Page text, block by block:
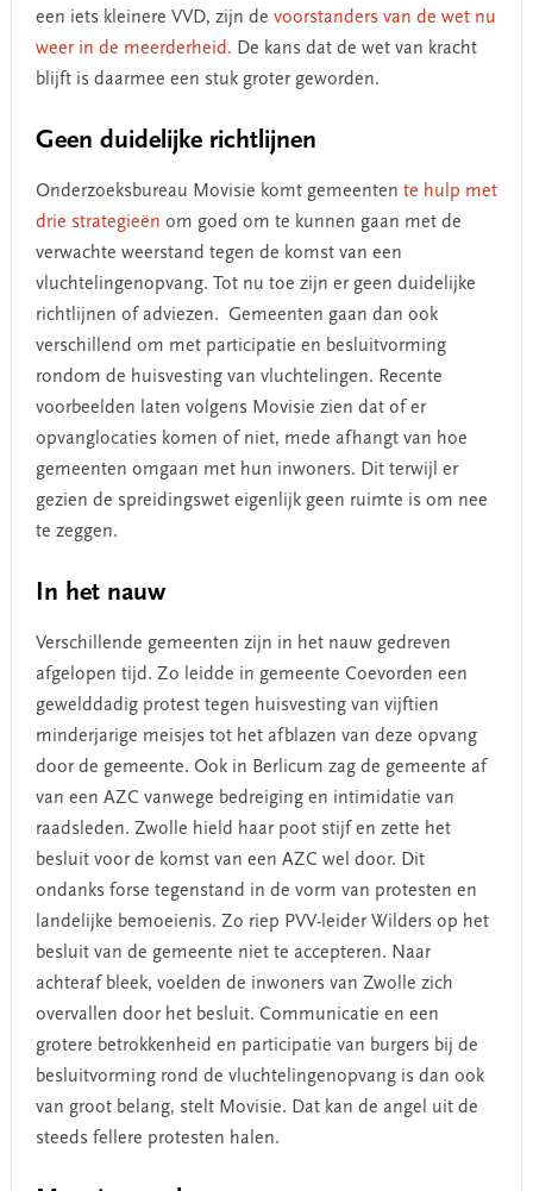
een iets kleinere VVD, zijn de voorstanders van de wet nu
weer in de meerderheid. De kans dat de wet van kracht
blijft is daarmee een stuk groter geworden.
Geen duidelijke richtlijnen
Onderzoeksbureau Movisie komt gemeenten te hulp met
drie strategieën om goed om te kunnen gaan met de
verwachte weerstand tegen de komst van een
vluchtelingenopvang. Tot nu toe zijn er geen duidelijke
richtlijnen of adviezen. Gemeenten gaan dan ook
verschillend om met participatie en besluitvorming
rondom de huisvesting van vluchtelingen. Recente
voorbeelden laten volgens Movisie zien dat of er
opvanglocaties komen of niet, mede afhangt van hoe
gemeenten omgaan met hun inwoners. Dit terwijl er
gezien de spreidingswet eigenlijk geen ruimte is om nee
te zeggen.
In het nauw
Verschillende gemeenten zijn in het nauw gedreven
afgelopen tijd. Zo leidde in gemeente Coevorden een
gewelddadig protest tegen huisvesting van vijftien
minderjarige meisjes tot het afblazen van deze opvang
door de gemeente. Ook in Berlicum zag de gemeente af
van een AZC vanwege bedreiging en intimidatie van
raadsleden. Zwolle hield haar poot stijf en zette het
besluit voor de komst van een AZC wel door. Dit
ondanks forse tegenstand in de vorm van protesten en
landelijke bemoeienis. Zo riep PVV-leider Wilders op het
besluit van de gemeente niet te accepteren. Naar
achteraf bleek, voelden de inwoners van Zwolle zich
overvallen door het besluit. Communicatie en een
grotere betrokkenheid en participatie van burgers bij de
besluitvorming rond de vluchtelingenopvang is dan ook
van groot belang, stelt Movisie. Dat kan de angel uit de
steeds fellere protesten halen.